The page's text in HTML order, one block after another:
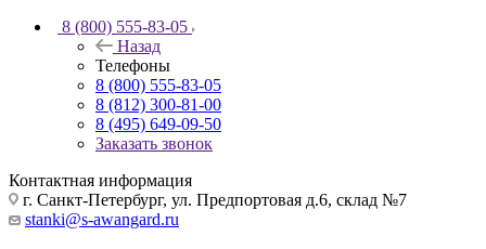
8 (800) 555-83-05
Назад
Телефоны
8 (800) 555-83-05
8 (812) 300-81-00
8 (495) 649-09-50
Заказать звонок
Контактная информация
г. Санкт-Петербург, ул. Предпортовая д.6, склад №7
stanki@s-awangard.ru